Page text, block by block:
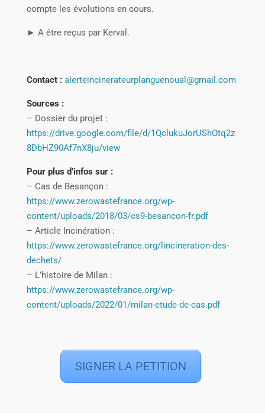
compte les évolutions en cours.
► A être reçus par Kerval.
Contact : alerteincinerateurplanguenoual@gmail.com
Sources :
– Dossier du projet :
https://drive.google.com/file/d/1QclukuJorUShOtq2z
8DbHZ90Af7nX8ju/view
Pour plus d’infos sur :
– Cas de Besançon :
https://www.zerowastefrance.org/wp-
content/uploads/2018/03/cs9-besancon-fr.pdf
– Article Incinération :
https://www.zerowastefrance.org/lincineration-des-
dechets/
– L’histoire de Milan :
https://www.zerowastefrance.org/wp-
content/uploads/2022/01/milan-etude-de-cas.pdf
SIGNER LA PETITION